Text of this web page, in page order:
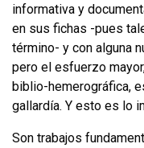
informativa y
en sus fichas -pues
término- y con alguna
pero el esfuerzo
biblio-hemerográfica,
gallardía. Y esto es lo
Son trabajos